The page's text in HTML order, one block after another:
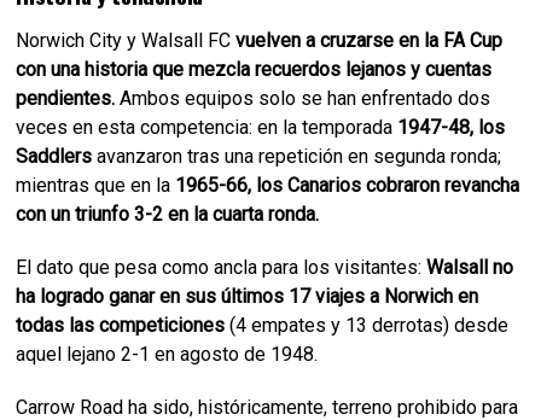
Norwich City y Walsall FCvuelven a cruzarse en la FA Cup
con una historia que mezcla recuerdos lejanos y cuentas
pendientes. Ambos equipos solo se han enfrentado dos
veces en esta competencia: en la temporada 1947-48, los
Saddlersavanzaron tras una repetición en segunda ronda;
mientras que en la 1965-66, los Canarios cobraron revancha
con un triunfo 3-2 en la cuarta ronda.
El dato que pesa como ancla para los visitantes:Walsall no
ha logrado ganar en sus últimos 17 viajes a Norwich en
todas las competiciones (4 empates y 13 derrotas) desde
aquel lejano 2-1 en agosto de 1948.
Carrow Road ha sido, históricamente, terreno prohibido para